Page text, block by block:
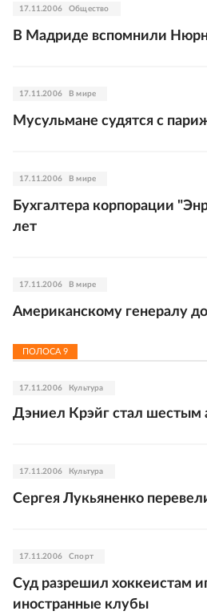
17.11.2006 Общество
В Мадриде вспомнили
17.11.2006 В мире
Мусульмане судятся с
17.11.2006 В мире
Бухгалтера корпорации
лет
17.11.2006 В мире
Американскому генералу
ПОЛОСА 9
17.11.2006 Культура
Дэниел Крэйг стал шестым
17.11.2006 Культура
Сергея Лукьяненко
17.11.2006 Спорт
Суд разрешил хоккеистам
иностранные клубы